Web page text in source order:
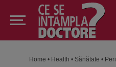
Home • Health • Sănătate •